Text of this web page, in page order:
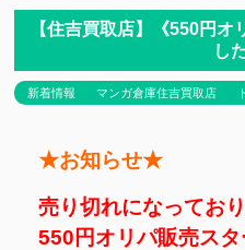
【住吉買取店】《550円オ
し
新着情報 マンガ倉庫住吉買取店
★お知らせ★
売り切れになってお
550円オリパ販売ス